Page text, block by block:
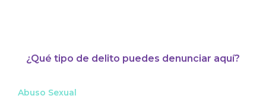
¿Qué tipo de delito puedes denunciar aquí?
Abuso Sexual